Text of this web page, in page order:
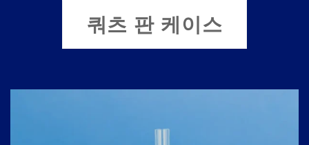
쿼츠 판 케이스